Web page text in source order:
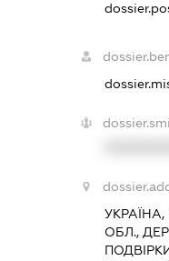
УКРАЇНА,
ОБЛ.,